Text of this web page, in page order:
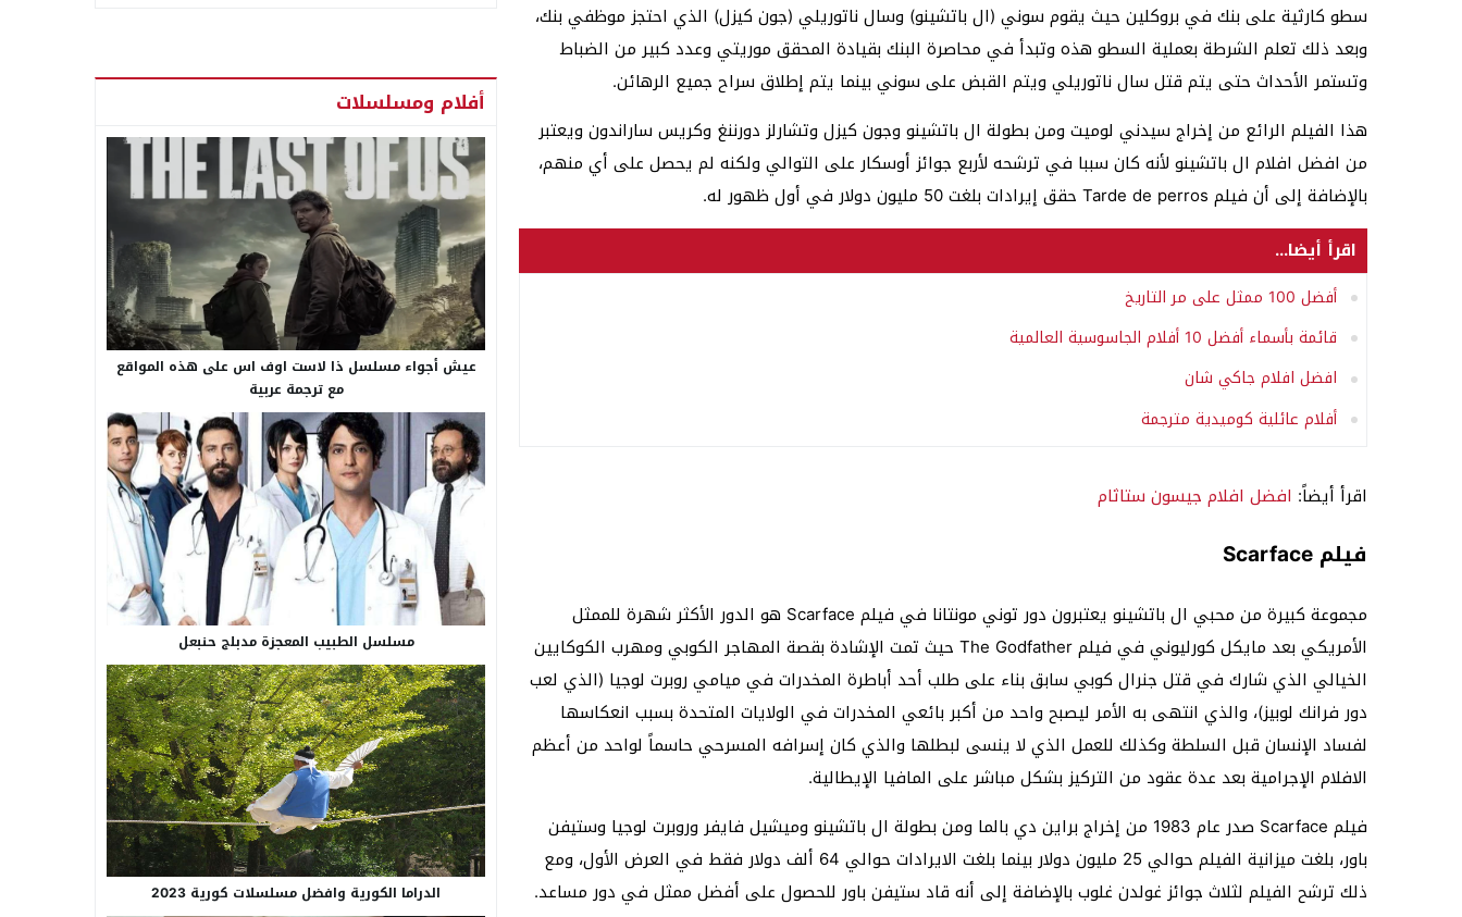
سطو كارثية على بنك في بروكلين حيث يقوم سوني (ال باتشينو) وسال ناتوريلي (جون كيزل) الذي احتجز موظفي بنك،
وبعد ذلك تعلم الشرطة بعملية السطو هذه وتبدأ في محاصرة البنك بقيادة المحقق موريتي وعدد كبير من الضباط
وتستمر الأحداث حتى يتم قتل سال ناتوريلي ويتم القبض على سوني بينما يتم إطلاق سراح جميع الرهائن.
هذا الفيلم الرائع من إخراج سيدني لوميت ومن بطولة ال باتشينو وجون كيزل وتشارلز دورننغ وكريس ساراندون ويعتبر
من افضل افلام ال باتشينو لأنه كان سببا في ترشحه لأربع جوائز أوسكار على التوالي ولكنه لم يحصل على أي منهم،
بالإضافة إلى أن فيلم Tarde de perros حقق إيرادات بلغت 50 مليون دولار في أول ظهور له.
اقرأ أيضا...
أفضل 100 ممثل على مر التاريخ
قائمة بأسماء أفضل 10 أفلام الجاسوسية العالمية
افضل افلام جاكي شان
أفلام عائلية كوميدية مترجمة
اقرأ أيضاً: افضل افلام جيسون ستاثام
فيلم Scarface
مجموعة كبيرة من محبي ال باتشينو يعتبرون دور توني مونتانا في فيلم Scarface هو الدور الأكثر شهرة للممثل
الأمريكي بعد مايكل كورليوني في فيلم The Godfather حيث تمت الإشادة بقصة المهاجر الكوبي ومهرب الكوكايين
الخيالي الذي شارك في قتل جنرال كوبي سابق بناء على طلب أحد أباطرة المخدرات في ميامي روبرت لوجيا (الذي لعب
دور فرانك لوبيز)، والذي انتهى به الأمر ليصبح واحد من أكبر بائعي المخدرات في الولايات المتحدة بسبب انعكاسها
لفساد الإنسان قبل السلطة وكذلك للعمل الذي لا ينسى لبطلها والذي كان إسرافه المسرحي حاسماً لواحد من أعظم
الافلام الإجرامية بعد عدة عقود من التركيز بشكل مباشر على المافيا الإيطالية.
فيلم Scarface صدر عام 1983 من إخراج براين دي بالما ومن بطولة ال باتشينو وميشيل فايفر وروبرت لوجيا وستيفن
باور، بلغت ميزانية الفيلم حوالي 25 مليون دولار بينما بلغت الايرادات حوالي 64 ألف دولار فقط في العرض الأول، ومع
ذلك ترشح الفيلم لثلاث جوائز غولدن غلوب بالإضافة إلى أنه قاد ستيفن باور للحصول على أفضل ممثل في دور مساعد.
أفلام ومسلسلات
عيش أجواء مسلسل ذا لاست اوف اس على هذه المواقع
مع ترجمة عربية
مسلسل الطبيب المعجزة مدبلج حنبعل
الدراما الكورية وافضل مسلسلات كورية 2023